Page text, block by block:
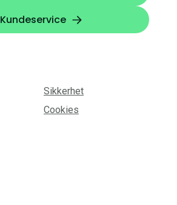
Kundeservice
Sikkerhet
Cookies